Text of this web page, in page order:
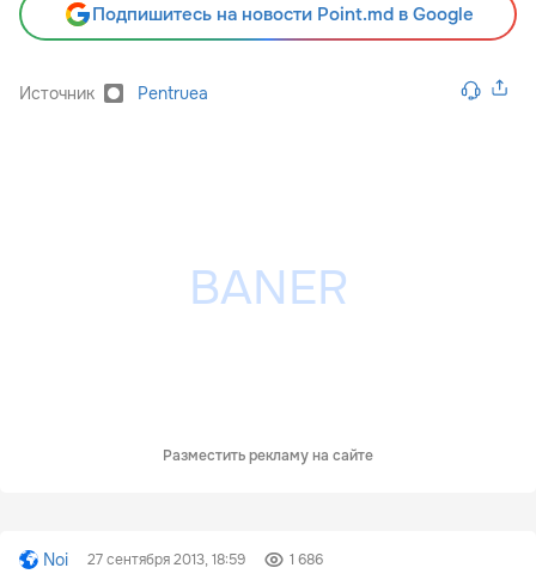
Подпишитесь на новости Point.md в Google
Источник Pentruea
Разместить рекламу на сайте
Noi 27 сентября 2013, 18:59 1 686